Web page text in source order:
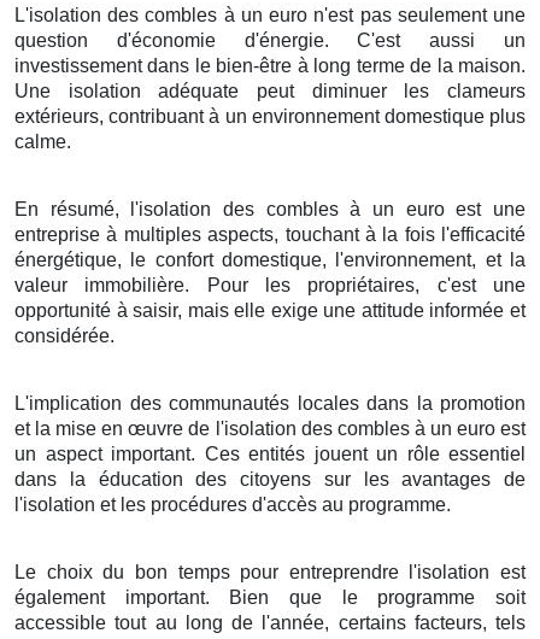
L'isolation des combles à un euro n'est pas seulement une
question d'économie d'énergie. C'est aussi un
investissement dans le bien-être à long terme de la maison.
Une isolation adéquate peut diminuer les clameurs
extérieurs, contribuant à un environnement domestique plus
calme.
En résumé, l'isolation des combles à un euro est une
entreprise à multiples aspects, touchant à la fois l'efficacité
énergétique, le confort domestique, l'environnement, et la
valeur immobilière. Pour les propriétaires, c'est une
opportunité à saisir, mais elle exige une attitude informée et
considérée.
L'implication des communautés locales dans la promotion
et la mise en œuvre de l'isolation des combles à un euro est
un aspect important. Ces entités jouent un rôle essentiel
dans la éducation des citoyens sur les avantages de
l'isolation et les procédures d'accès au programme.
Le choix du bon temps pour entreprendre l'isolation est
également important. Bien que le programme soit
accessible tout au long de l'année, certains facteurs, tels